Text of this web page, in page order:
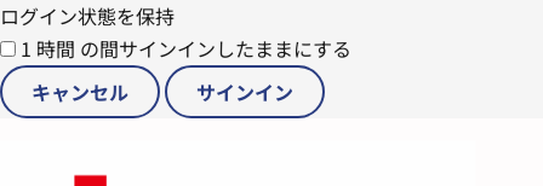
ログイン状態を保持
1 時間 の間サインインしたままにする
キャンセル
サインイン